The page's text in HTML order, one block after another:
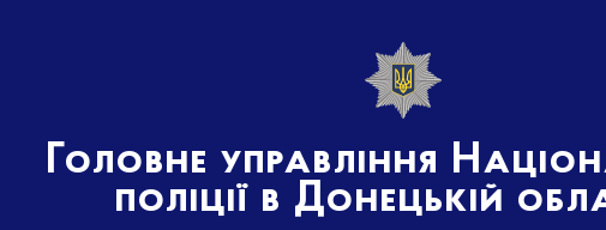
Головне управління
поліції в Донецькій